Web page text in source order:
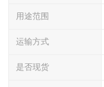
用途范围
运输方式
是否现货